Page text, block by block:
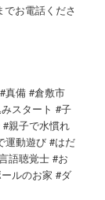
お電話くださ
真備 #倉敷市
スタート #子
親子で水慣れ
運動遊び #はだ
語聴覚士 #お
ルのお家 #ダ